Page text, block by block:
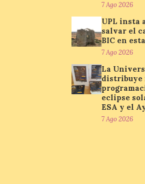
7 Ago 2026
UPL insta
salvar el
BIC en
7 Ago 2026
La
distribuye
eclipse
ESA y el
7 Ago 2026